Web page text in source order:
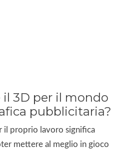
il 3D per il mondo
pubblicitaria?
il proprio lavoro significa
mettere al meglio in gioco